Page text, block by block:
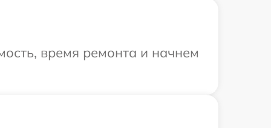
время ремонта и начнем